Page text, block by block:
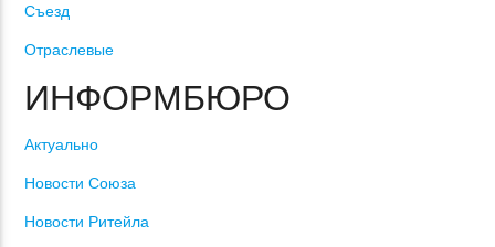
Съезд
Отраслевые
ИНФОРМБЮРО
Актуально
Новости Союза
Новости Ритейла